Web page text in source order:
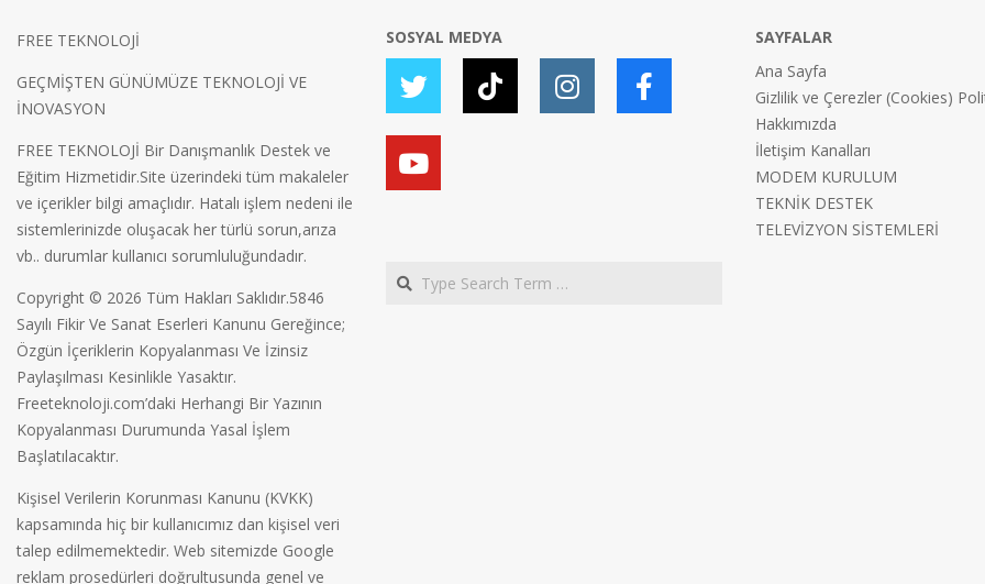
FREE TEKNOLOJİ
GEÇMİŞTEN GÜNÜMÜZE TEKNOLOJİ VE
İNOVASYON
FREE TEKNOLOJİ Bir Danışmanlık Destek ve
Eğitim Hizmetidir.Site üzerindeki tüm makaleler
ve içerikler bilgi amaçlıdır. Hatalı işlem nedeni ile
sistemlerinizde oluşacak her türlü sorun,arıza
vb.. durumlar kullanıcı sorumluluğundadır.
Copyright © 2026 Tüm Hakları Saklıdır.5846
Sayılı Fikir Ve Sanat Eserleri Kanunu Gereğince;
Özgün İçeriklerin Kopyalanması Ve İzinsiz
Paylaşılması Kesinlikle Yasaktır.
Freeteknoloji.com’daki Herhangi Bir Yazının
Kopyalanması Durumunda Yasal İşlem
Başlatılacaktır.
Kişisel Verilerin Korunması Kanunu (KVKK)
kapsamında hiç bir kullanıcımız dan kişisel veri
talep edilmemektedir. Web sitemizde Google
reklam prosedürleri doğrultusunda genel ve
SOSYAL MEDYA
Search
SAYFALAR
Ana Sayfa
Gizlilik ve Çerezler (Cookies)
Hakkımızda
İletişim Kanalları
MODEM KURULUM
TEKNİK DESTEK
TELEVİZYON SİSTEMLERİ